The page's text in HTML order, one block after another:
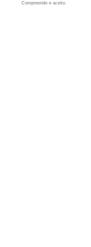
Compreendo e aceito.